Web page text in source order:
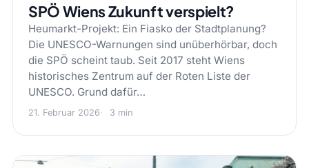
SPÖ Wiens Zukunft verspielt?
Heumarkt-Projekt: Ein Fiasko der Stadtplanung?
Die UNESCO-Warnungen sind unüberhörbar, doch
die SPÖ scheint taub. Seit 2017 steht Wiens
historisches Zentrum auf der Roten Liste der
UNESCO. Grund dafür…
21. Februar 2026 3 min